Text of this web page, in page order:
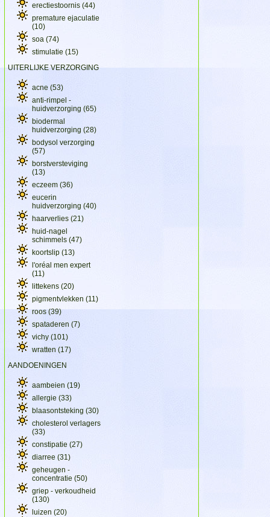
erectiestoornis (44)
premature ejaculatie
(10)
soa (74)
stimulatie (15)
UITERLIJKE VERZORGING
acne (53)
anti-rimpel -
huidverzorging (65)
biodermal
huidverzorging (28)
bodysol verzorging
(57)
borstversteviging
(13)
eczeem (36)
eucerin
huidverzorging (40)
haarverlies (21)
huid-nagel
schimmels (47)
koortslip (13)
l'oréal men expert
(11)
littekens (20)
pigmentvlekken (11)
roos(39)
spataderen (7)
vichy (101)
wratten (17)
AANDOENINGEN
aambeien (19)
allergie (33)
blaasontsteking (30)
cholesterol verlagers
(33)
constipatie (27)
diarree (31)
geheugen -
concentratie (50)
griep - verkoudheid
(130)
luizen (20)